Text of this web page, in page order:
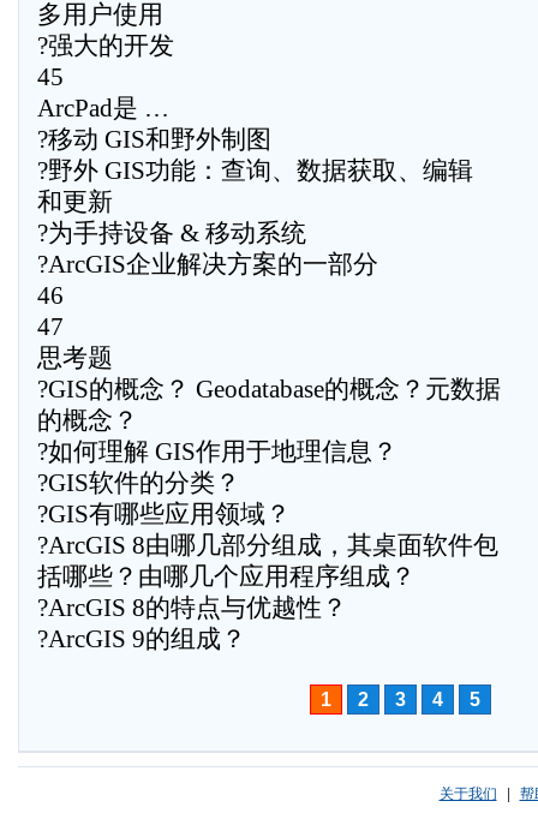
多用户使用
?强大的开发
45
ArcPad是 …
?移动 GIS和野外制图
?野外 GIS功能：查询、数据获取、编辑
和更新
?为手持设备 & 移动系统
?ArcGIS企业解决方案的一部分
46
47
思考题
?GIS的概念？ Geodatabase的概念？元数据
的概念？
?如何理解 GIS作用于地理信息？
?GIS软件的分类？
?GIS有哪些应用领域？
?ArcGIS 8由哪几部分组成，其桌面软件包
括哪些？由哪几个应用程序组成？
?ArcGIS 8的特点与优越性？
?ArcGIS 9的组成？
1 2 3 4 5
关于我们
帮